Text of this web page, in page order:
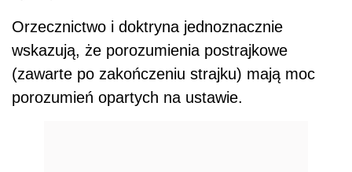
Orzecznictwo i doktryna jednoznacznie
wskazują, że porozumienia postrajkowe
(zawarte po zakończeniu strajku) mają moc
porozumień opartych na ustawie.